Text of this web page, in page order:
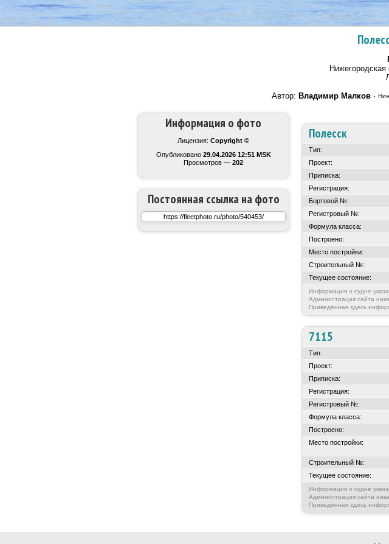
Автор: Владимир Малков·
Информация о фото
Лицензия: Copyright ©
Опубликовано 29.04.2026 12:51 MSK
Просмотров — 202
Постоянная ссылка на фото
Полесск
Тип:
Проект:
Приписка:
Регистрация:
Бортовой №:
Регистровый №:
Формула класса:
Построено:
Место постройки:
Строительный №:
Текущее состояние:
Информация о судне
Администрация сайта
Приведённая здесь
7115
Тип:
Проект:
Приписка:
Регистрация:
Регистровый №:
Формула класса:
Построено:
Место постройки:
Строительный №:
Текущее состояние:
Информация о судне
Администрация сайта
Приведённая здесь